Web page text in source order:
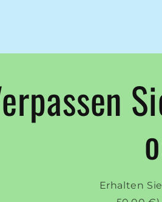
Erhalten Sie